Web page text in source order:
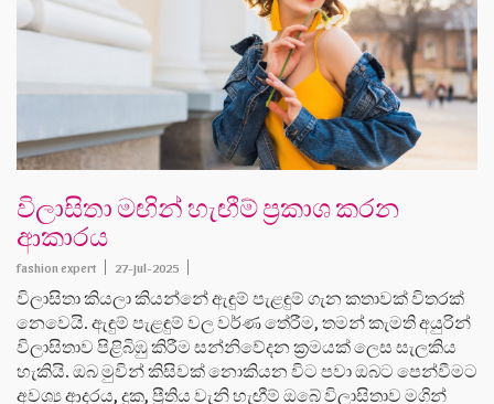
විලාසිතා මඟින් හැඟීම් ප්‍රකාශ කරන
ආකාරය
fashion expert 27-Jul-2025
විලාසිතා කියලා කියන්නේ ඇඳුම් පැළඳුම් ගැන කතාවක් විතරක්
නෙවෙයි. ඇඳුම් පැළඳුම් වල වර්ණ තේරීම, තමන් කැමති අයුරින්
විලාසිතාව පිළිබිඹු කිරීම සන්නිවේදන ක්‍රමයක් ලෙස සැලකිය
හැකියි. ඔබ මුවින් කිසිවක් නොකියන විට පවා ඔබට පෙන්වීමට
අවශ්‍ය ආදරය, දුක, ප්‍රීතිය වැනි හැඟීම් ඔබේ විලාසිතාව මගින්